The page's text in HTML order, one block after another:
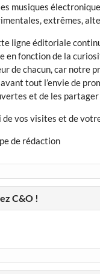
musiques
extrêmes,
ligne éditoriale
en fonction de la
de chacun, car notre
tout l’envie de
et de les partager
de vos visites et de
de rédaction
C&O !